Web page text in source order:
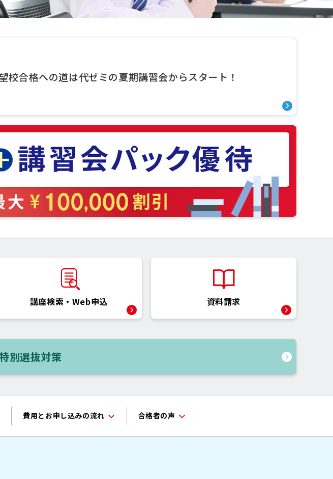
校合格への道は代ゼミの夏期講習会からスタート！
講座検索・ Web申込 資料請求
別選抜対策
費用とお申し込みの流れ 合格者の声